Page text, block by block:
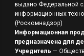
выдано Федеральной
информационных
(Роскомнадзор)
Информационная
предназначена для
Учредитель —